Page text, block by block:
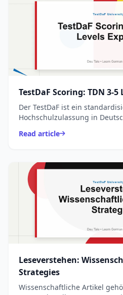
TestDaF Scoring: TDN 3-5
Der TestDaF ist ein
Hochschulzulassung in
Read article
Leseverstehen:
Strategies
Wissenschaftliche Artikel